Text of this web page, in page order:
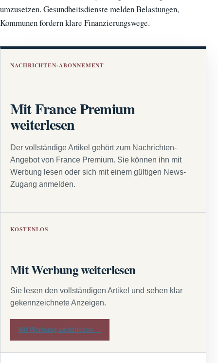
umzusetzen. Gesundheitsdienste melden Belastungen,
Kommunen fordern klare Finanzierungswege.
NACHRICHTEN-ABONNEMENT
Mit France Premium
weiterlesen
Der vollständige Artikel gehört zum Nachrichten-
Angebot von France Premium. Sie können ihn mit
Werbung lesen oder sich mit einem gültigen News-
Zugang anmelden.
KOSTENLOS
Mit Werbung weiterlesen
Sie lesen den vollständigen Artikel und sehen klar
gekennzeichnete Anzeigen.
Mit Werbung weiterlesen →